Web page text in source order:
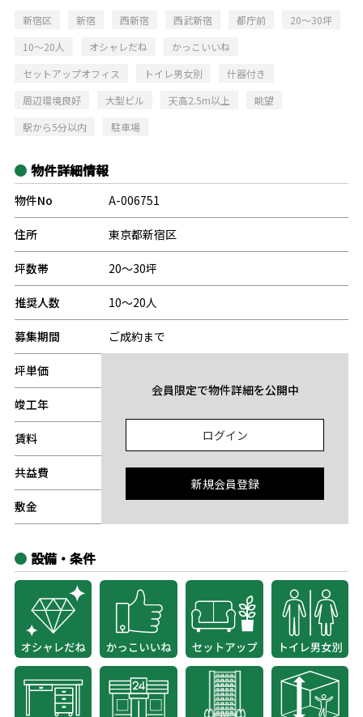
新宿区 新宿 西新宿 西武新宿 都庁前
20～30坪
10～20人
オシャレだね
かっこいいね
セットアップオフィス
トイレ男女別
什器付き
周辺環境良好
大型ビル 天高2.5m以上
眺望
駅から5分以内
駐車場
物件詳細情報
物件No A-006751
住所 東京都新宿区
坪数帯 20～30坪
推奨人数 10～20人
募集期間 ご成約まで
坪単価
竣工年
賃料
共益費
敷金
会員限定で物件詳細を公開中
ログイン
新規会員登録
設備・条件